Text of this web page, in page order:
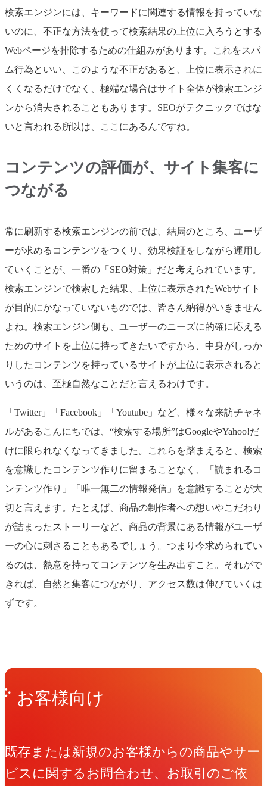
検索エンジンには、キーワードに関連する情報を持っていな
いのに、不正な方法を使って検索結果の上位に入ろうとする
Webページを排除するための仕組みがあります。これをスパ
ム行為といい、このような不正があると、上位に表示されに
くくなるだけでなく、極端な場合はサイト全体が検索エンジ
ンから消去されることもあります。SEOがテクニックではな
いと言われる所以は、ここにあるんですね。
コンテンツの評価が、サイト集客に
つながる
常に刷新する検索エンジンの前では、結局のところ、ユーザ
ーが求めるコンテンツをつくり、効果検証をしながら運用し
ていくことが、一番の「SEO対策」だと考えられています。
検索エンジンで検索した結果、上位に表示されたWebサイト
が目的にかなっていないものでは、皆さん納得がいきません
よね。検索エンジン側も、ユーザーのニーズに的確に応える
ためのサイトを上位に持ってきたいですから、中身がしっか
りしたコンテンツを持っているサイトが上位に表示されると
いうのは、至極自然なことだと言えるわけです。
「Twitter」「Facebook」「Youtube」など、様々な来訪チャネ
ルがあるこんにちでは、“検索する場所”はGoogleやYahoo!だ
けに限られなくなってきました。これらを踏まえると、検索
を意識したコンテンツ作りに留まることなく、「読まれるコ
ンテンツ作り」「唯一無二の情報発信」を意識することが大
切と言えます。たとえば、商品の制作者への想いやこだわり
が詰まったストーリーなど、商品の背景にある情報がユーザ
ーの心に刺さることもあるでしょう。つまり今求められてい
るのは、熱意を持ってコンテンツを生み出すこと。それがで
きれば、自然と集客につながり、アクセス数は伸びていくは
ずです。
Get in Touchお問い合わせ
お客様向け
既存または新規のお客様からの商品やサー
ビスに関するお問合わせ、お取引のご依